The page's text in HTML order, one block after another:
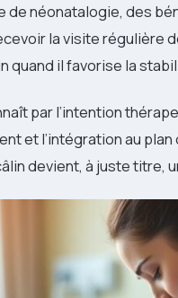
de néonatalogie, des
la visite régulière
quand il favorise la
par l’intention
et l’intégration au
devient, à juste titre,